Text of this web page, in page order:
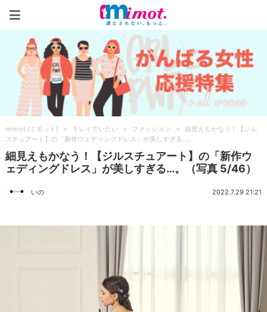
mimot.(ミモット) > キレイでいたい > ファッション >
細見えもかなう！【ジル
スチュアート】の「新作ウェディングドレス」が美しすぎる…。
細見えもかなう！【ジルスチュアート】の「新作ウ
ェディングドレス」が美しすぎる…。（写真 5/46）
いの 2022.7.29 21:21